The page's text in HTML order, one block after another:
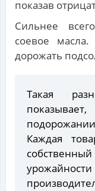
показав
Сильнее
соевое
дорожать
Такая
Каждая